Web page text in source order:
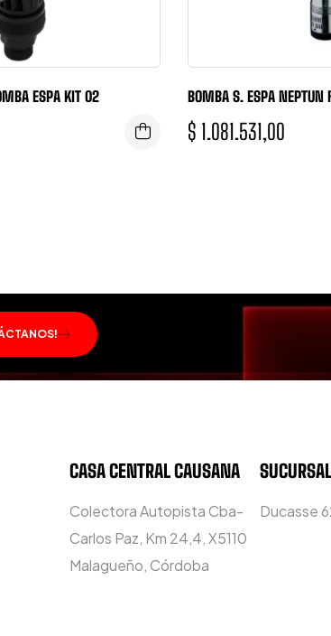
ESPA KIT 02 BOMBA S. ESPA
$ 1.081.531,00
CASA CENTRAL CAUSANA
Colectora Autopista Cba-
Carlos Paz, Km 24,4, X5110
Malagueño, Córdoba
Ducasse